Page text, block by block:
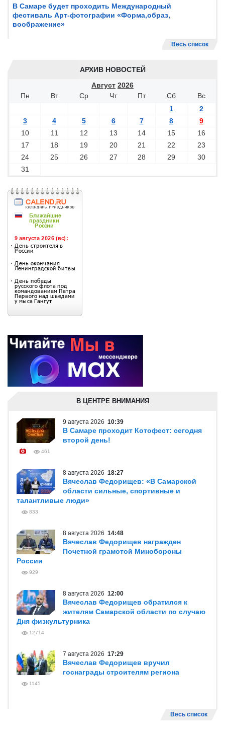
В Самаре будет проходить Международный
фестиваль Арт-фотографии «Форма,образ,
воображение»
Весь список
АРХИВ НОВОСТЕЙ
Август 2026
Пн
Вт Ср Чт Пт Сб
Вс
1
2
3
4 5 6 7 8
9
10
11 12 13 14 15
16
17
18 19 20 21 22
23
24
25 26 27 28 29
30
31
В ЦЕНТРЕ ВНИМАНИЯ
9 августа 2026 10:39
В Самаре проходит Котофест: сегодня
второй день!
461
8 августа 2026 18:27
Вячеслав Федорищев: «В Самарской
области сильные, спортивные и
талантливые люди»
833
8 августа 2026 14:48
Вячеслав Федорищев награжден
Почетной грамотой Минобороны
России
929
8 августа 2026 12:00
Вячеслав Федорищев обратился к
жителям Самарской области по случаю
Дня физкультурника
12714
7 августа 2026 17:29
Вячеслав Федорищев вручил
госнаграды строителям региона
1145
Весь список